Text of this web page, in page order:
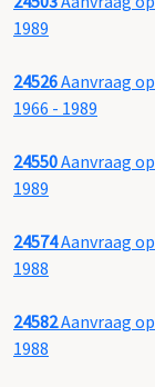
1989
24526Aanvraag
1966 - 1989
24550Aanvraag
1989
24574Aanvraag
1988
24582Aanvraag
1988